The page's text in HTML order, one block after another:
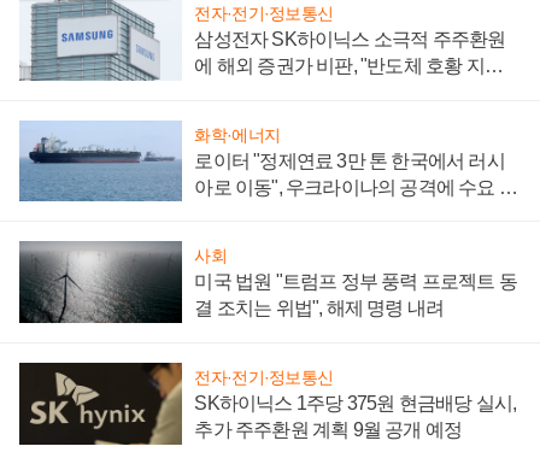
전자·전기·정보통신
삼성전자 SK하이닉스 소극적 주주환원
에 해외 증권가 비판, "반도체 호황 지속
화학·에너지
로이터 "정제연료 3만 톤 한국에서 러시
아로 이동", 우크라이나의 공격에 수요 늘
사회
미국 법원 "트럼프 정부 풍력 프로젝트 동
결 조치는 위법", 해제 명령 내려
전자·전기·정보통신
SK하이닉스 1주당 375원 현금배당 실시,
추가 주주환원 계획 9월 공개 예정